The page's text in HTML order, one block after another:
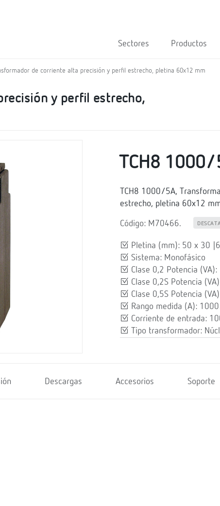
Sectores Productos
de corriente alta precisión y perfil estrecho, pletina 60x12 mm
y perfil estrecho,
TCH8 1000/
TCH8 1000/5A,
estrecho, pletina 60x12
Código: M70466.
Pletina (mm): 50 x 30
Sistema: Monofásico
Clase 0,2 Potencia (VA):
Clase 0,2S Potencia
Clase 0,5S Potencia
Rango medida (A):
Corriente de entrada:
Tipo transformador:
Descargas Accesorios Soporte